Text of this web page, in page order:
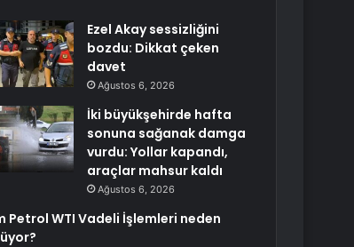
Ezel Akay sessizliğini
bozdu: Dikkat çeken
davet
Ağustos 6, 2026
İki büyükşehirde hafta
sonuna sağanak damga
vurdu: Yollar kapandı,
araçlar mahsur kaldı
Ağustos 6, 2026
Petrol WTI Vadeli İşlemleri neden